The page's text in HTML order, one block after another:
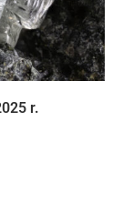
r.